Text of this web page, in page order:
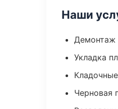
Наши
Демонтаж
Укладка
Черновая